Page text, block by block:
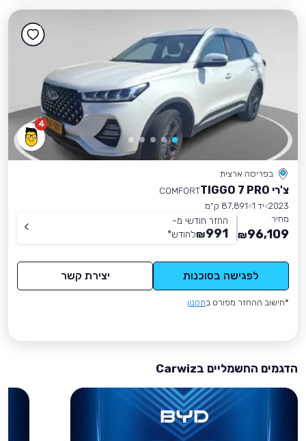
4
בפריסה ארצית
צ'רי TIGGO 7 PRO
COMFORT
2023 יד 1
87,891 ק״מ
מחיר
96,109
₪
החזר חודשי מ-
991
₪לחודש*
לפגישה בסוכנות יצירת קשר
*חישוב ההחזר מפורט בתקנון
הדגמים החשמליים בCarwiz